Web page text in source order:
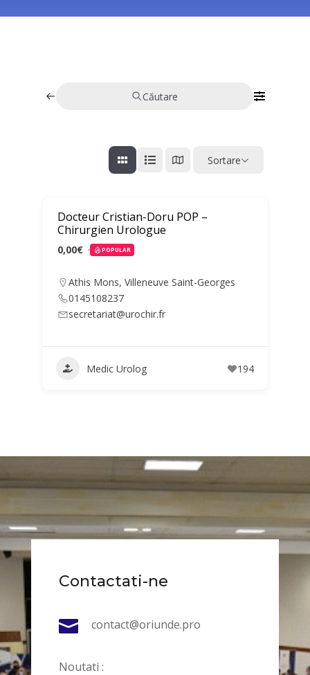
Căutare
Sortare
Docteur Cristian-Doru POP –
Chirurgien Urologue
0,00€ POPULAR
Athis Mons, Villeneuve Saint-Georges
0145108237
secretariat@urochir.fr
Medic Urolog 194
Contactati-ne
 contact@oriunde.pro
Noutati :